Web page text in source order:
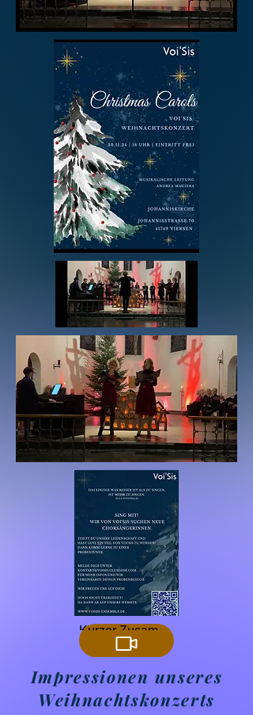
Kurzer Zusammenschnitt
Impressionen unseres
Weihnachtskonzerts